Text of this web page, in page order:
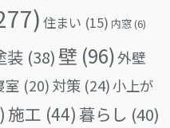
住まい (15) 内窓(6)
装 (38) 壁 (96)外壁
室 (20) 対策 (24)小上が
施工 (44) 暮らし (40)